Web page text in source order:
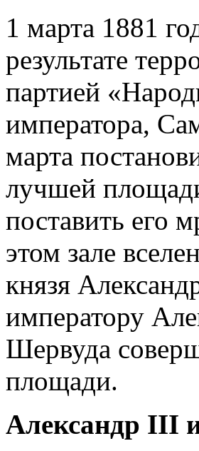
1 марта 1881
результате
партией
императора,
марта
лучшей
поставить его
этом зале
князя
императору
Шервуда
площади.
Александр III